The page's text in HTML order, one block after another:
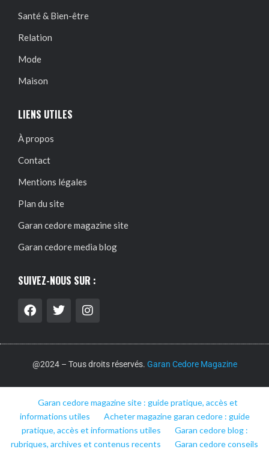
Santé & Bien-être
Relation
Mode
Maison
LIENS UTILES
À propos
Contact
Mentions légales
Plan du site
Garan cedore magazine site
Garan cedore media blog
SUIVEZ-NOUS SUR :
@2024 – Tous droits réservés. Garan Cedore Magazine
Garan cedore magazine site : guide pratique, accès et
informations utiles
Acheter magazine garan cedore : guide
pratique, accès et informations utiles
Garan cedore blog :
rubriques, archives et contenus recents
Garan cedore conseils